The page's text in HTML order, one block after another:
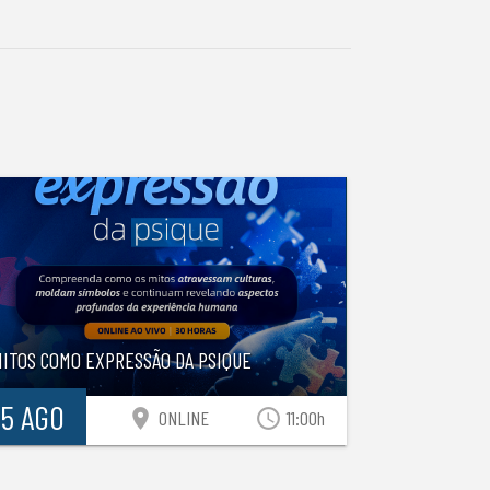
COMO EXPRESSÃO DA PSIQUE
AGO location_on ONLINE access_time 11:00h